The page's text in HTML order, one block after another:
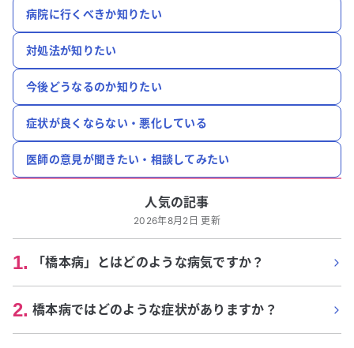
病院に行くべきか知りたい
対処法が知りたい
今後どうなるのか知りたい
症状が良くならない・悪化している
医師の意見が聞きたい・相談してみたい
人気の記事
2026年8月2日 更新
1. 「橋本病」とはどのような病気ですか？
2. 橋本病ではどのような症状がありますか？